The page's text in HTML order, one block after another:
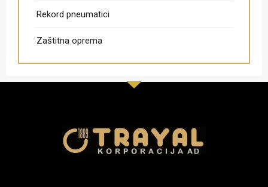
Rekord pneumatici
Zaštitna oprema